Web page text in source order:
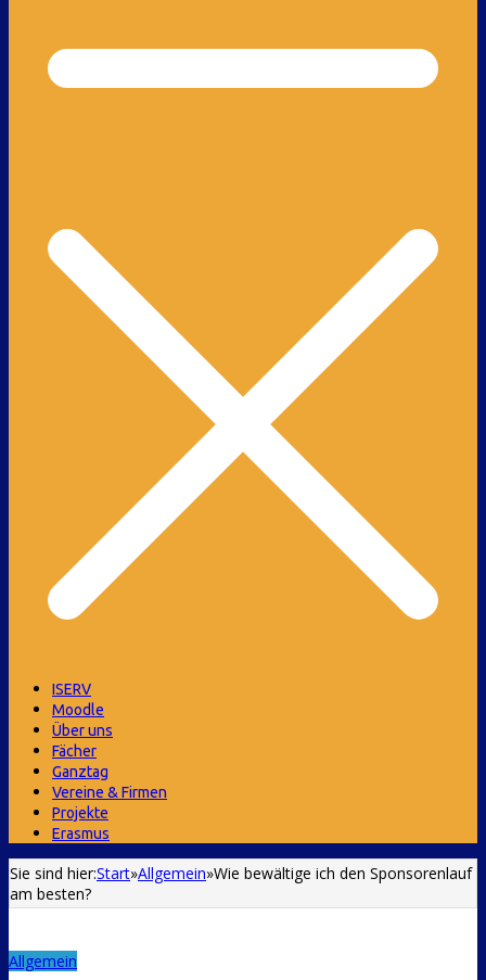
ISERV
Moodle
Über uns
Fächer
Ganztag
Vereine & Firmen
Projekte
Erasmus
Sie sind hier:Start»Allgemein»Wie bewältige ich den Sponsorenlauf
am besten?
Allgemein